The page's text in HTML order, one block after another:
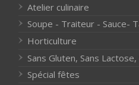
Atelier culinaire
Soupe - Traiteur - Sauce-
Horticulture
Sans Gluten, Sans
Spécial fêtes